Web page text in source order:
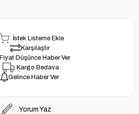
İstek Listeme Ekle
Karşılaştır
Fiyat Düşünce Haber Ver
Kargo Bedava
Gelince Haber Ver
Yorum Yaz